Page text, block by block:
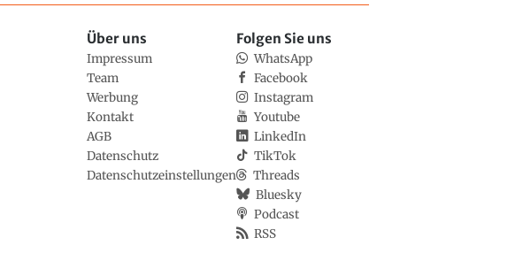
Über uns
Impressum
Team
Werbung
Kontakt
AGB
Datenschutz
Datenschutzeinstellungen
Folgen Sie uns
WhatsApp
Facebook
Instagram
Youtube
LinkedIn
TikTok
Threads
Bluesky
Podcast
RSS